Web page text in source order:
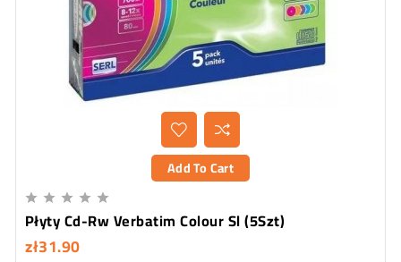
Add To Cart
    
Płyty Cd-Rw Verbatim Colour Sl (5Szt)
zł31.90